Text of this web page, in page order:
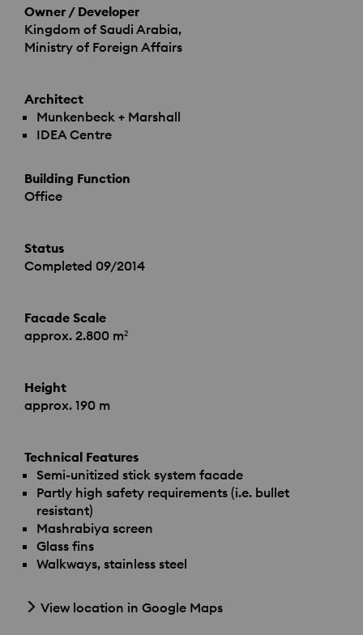
Owner / Developer
Kingdom of Saudi Arabia,
Ministry of Foreign Affairs
Architect
Munkenbeck + Marshall
IDEACentre
Building Function
Office
Status
Completed 09/2014
Facade Scale
approx. 2.800 m²
Height
approx. 190 m
Technical Features
Semi-unitized stick system facade
Partly high safety requirements (i.e. bullet
resistant)
Mashrabiya screen
Glass fins
Walkways, stainless steel
View location in Google Maps